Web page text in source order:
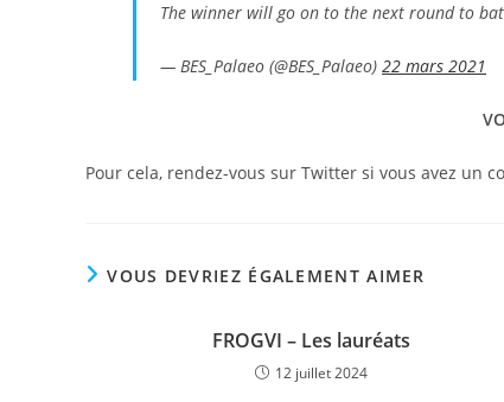
The winner will go on to the next round to
— BES_Palaeo (@BES_Palaeo) 22 mars 2021
Pour cela, rendez-vous sur Twitter si vous avez un
VOUS DEVRIEZ ÉGALEMENT AIMER
FROGVI – Les lauréats
12 juillet 2024